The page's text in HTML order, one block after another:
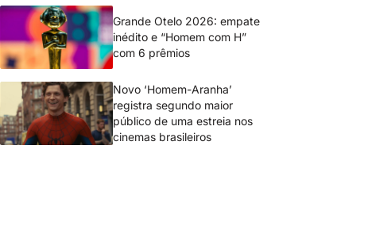
Grande Otelo 2026: empate
inédito e “Homem com H”
com 6 prêmios
Novo ‘Homem-Aranha’
registra segundo maior
público de uma estreia nos
cinemas brasileiros